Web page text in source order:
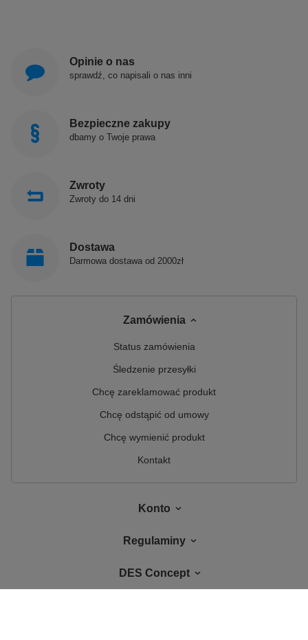
Opinie o nas
sprawdź, co napisali o nas inni
Bezpieczne zakupy
dbamy o Twoje prawa
Zwroty
Zwroty do 14 dni
Dostawa
Darmowa dostawa od 2000zł
Zamówienia
Status zamówienia
Śledzenie przesyłki
Chcę zareklamować produkt
Chcę odstąpić od umowy
Chcę wymienić produkt
Kontakt
Konto
Regulaminy
DES Concept